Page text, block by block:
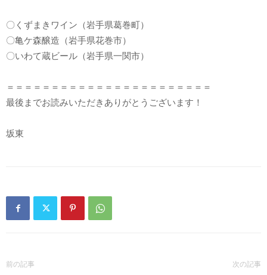
〇くずまきワイン（岩手県葛巻町）
〇亀ケ森醸造（岩手県花巻市）
〇いわて蔵ビール（岩手県一関市）
＝＝＝＝＝＝＝＝＝＝＝＝＝＝＝＝＝＝＝＝＝＝＝
最後までお読みいただきありがとうございます！
坂東
前の記事 次の記事